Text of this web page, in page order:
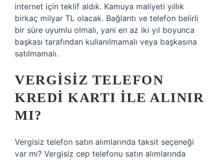
internet için teklif aldık. Kamuya maliyeti yıllık
birkaç milyar TL olacak. Bağlantı ve telefon belirli
bir süre uyumlu olmalı, yani en az iki yıl boyunca
başkası tarafından kullanılmamalı veya başkasına
satılmamalı.
VERGISIZ TELEFON
KREDI KARTI ILE ALINIR
MI?
Vergisiz telefon satın alımlarında taksit seçeneği
var mı? Vergisiz cep telefonu satın alımlarında